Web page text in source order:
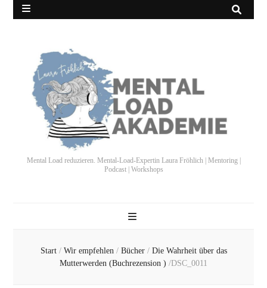
Mental Load reduzieren. Mental-Load-Expertin Laura Fröhlich | Mentoring |
Podcast | Workshops
Start / Wir empfehlen / Bücher / Die Wahrheit über das
Mutterwerden (Buchrezension ) /DSC_0011